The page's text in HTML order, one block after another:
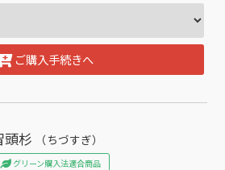
ご購入手続きへ
頭杉 （ちづすぎ）
グリーン購入法適合商品